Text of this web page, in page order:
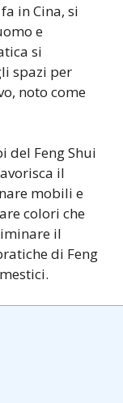
in Cina, si
e
si
spazi per
noto come
del Feng Shui
il
mobili e
colori che
il
di Feng